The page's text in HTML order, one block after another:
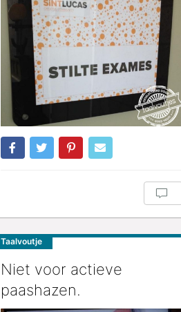
Taalvoutje
Niet voor actieve
paashazen.